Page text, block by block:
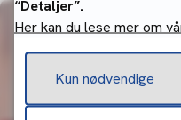
“Detaljer”.
Her kan du lese mer om
Kun nødvendige